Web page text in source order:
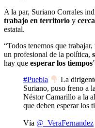
A la par, Suriano Corrales
trabajo en territorio y
estatal.
“Todos tenemos que trabajar,
un profesional de la política,
hay que esperar los tiempos
#Puebla
La
Suriano, puso freno a
Néstor Camarillo a la
que deben esperar los
Vía @_VeraFernandez